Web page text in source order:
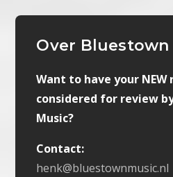
Over Bluestown
Want to have your NEW
considered for review
Music?
Contact:
henk@bluestownmusic.nl